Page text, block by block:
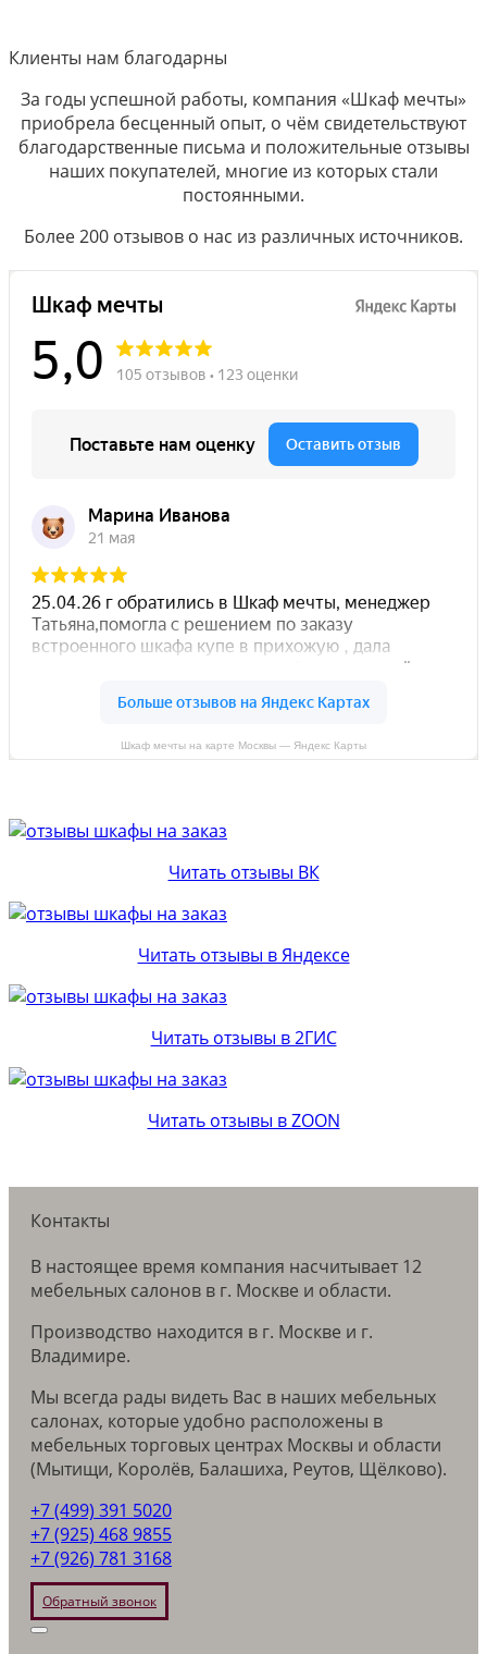
Клиенты нам благодарны
За годы успешной работы, компания «Шкаф мечты»
приобрела бесценный опыт, о чём свидетельствуют
благодарственные письма и положительные отзывы
наших покупателей, многие из которых стали
постоянными.
Более 200 отзывов о нас из различных источников.
Шкаф мечты на карте Москвы — Яндекс Карты
Читать отзывы ВК
Читать отзывы в Яндексе
Читать отзывы в 2ГИС
Читать отзывы в ZOON
Контакты
В настоящее время компания насчитывает 12
мебельных салонов в г. Москве и области.
Производство находится в г. Москве и г.
Владимире.
Мы всегда рады видеть Вас в наших мебельных
салонах, которые удобно расположены в
мебельных торговых центрах Москвы и области
(Мытищи, Королёв, Балашиха, Реутов, Щёлково).
+7 (499) 391 5020
+7 (925) 468 9855
+7 (926) 781 3168
Обратный звонок